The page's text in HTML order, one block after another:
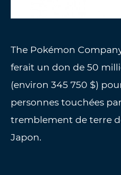
The Pokémon
ferait un don de 50
(environ 345 750 $)
personnes touchées
tremblement de terre
Japon.